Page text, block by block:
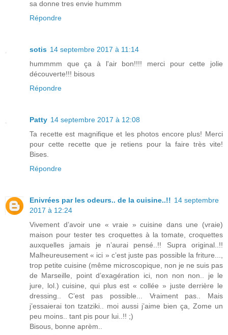
sa donne tres envie hummm
Répondre
sotis 14 septembre 2017 à 11:14
hummmm que ça à l'air bon!!!! merci pour cette jolie
découverte!!! bisous
Répondre
Patty 14 septembre 2017 à 12:08
Ta recette est magnifique et les photos encore plus! Merci
pour cette recette que je retiens pour la faire très vite!
Bises.
Répondre
Enivrées par les odeurs.. de la cuisine..!! 14 septembre
2017 à 12:24
Vivement d’avoir une « vraie » cuisine dans une (vraie)
maison pour tester tes croquettes à la tomate, croquettes
auxquelles jamais je n’aurai pensé..!! Supra original..!!
Malheureusement « ici » c’est juste pas possible la friture...,
trop petite cuisine (même microscopique, non je ne suis pas
de Marseille, point d’exagération ici, non non non.. je le
jure, lol.) cuisine, qui plus est « collée » juste derrière le
dressing.. C’est pas possible... Vraiment pas.. Mais
j’essaierai ton tzatziki.. moi aussi j’aime bien ça, Zome un
peu moins.. tant pis pour lui..!! ;)
Bisous, bonne aprèm..